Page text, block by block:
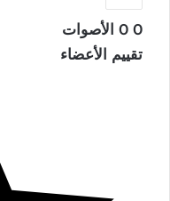
0
0 الأصوات
تقييم الأعضاء